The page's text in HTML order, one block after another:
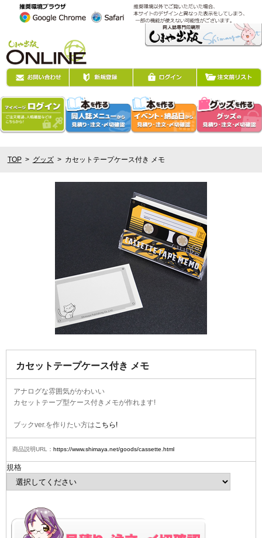
TOP グッズ カセットテープケース付き メモ
カセットテープケース付き メモ
アナログな雰囲気がかわいい
カセットテープ型ケース付きメモが作れます!
ブックver.を作りたい方はこちら!
商品説明URL：https://www.shimaya.net/goods/cassette.html
規格